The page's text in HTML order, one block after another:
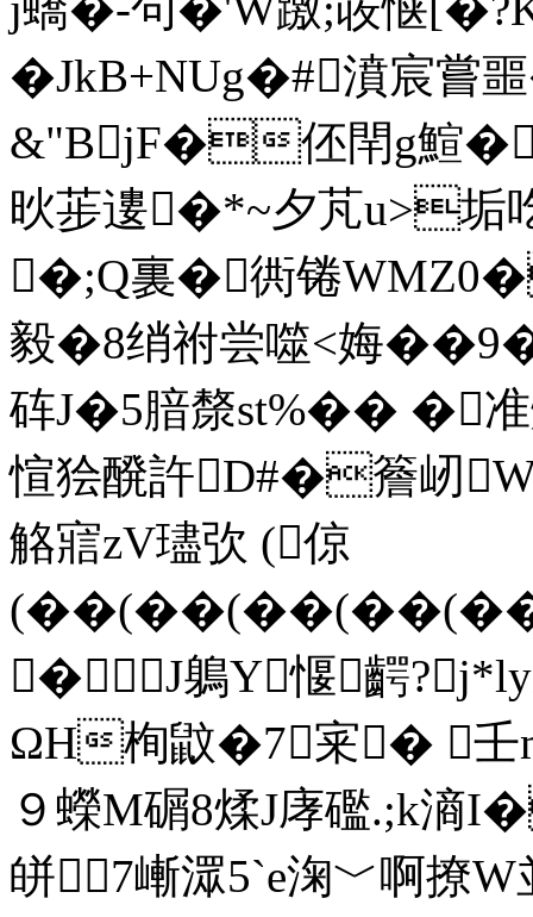
�JkB+NUg�#濆宸嘗
&"BjF�伾閈g鰚
炚荹遱�*~夕芃u>垢
�;Q裏�衖锩
毅�8绡祔尝噬<娒
砗J�5腤漦st%�� �准
愃狯醗許D#�簷屻
觡寣zV璶弞 (倞
�J鵢Y愝齶
ΩH栒鼤�7宷� 壬
９蠑M碿8煣J庨礛.;k滳
皏7嶃潀5`e淗﹀啊撩